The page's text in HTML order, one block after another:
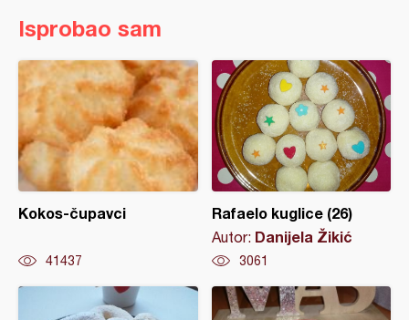
Isprobao sam
Kokos-čupavci
41437
Rafaelo kuglice (26)
Autor: Danijela Žikić
3061